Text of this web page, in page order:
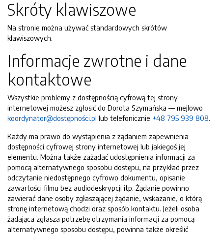
Skróty klawiszowe
Na stronie można używać standardowych skrótów
klawiszowych.
Informacje zwrotne i dane
kontaktowe
Wszystkie problemy z dostępnością cyfrową tej strony
internetowej możesz zgłosić do Dorota Szymańska — mejlowo
koordynator@dostępności.pl lub telefonicznie +48 795 939 808.
Każdy ma prawo do wystąpienia z żądaniem zapewnienia
dostępności cyfrowej strony internetowej lub jakiegoś jej
elementu. Można także zażądać udostępnienia informacji za
pomocą alternatywnego sposobu dostępu, na przykład przez
odczytanie niedostępnego cyfrowo dokumentu, opisanie
zawartości filmu bez audiodeskrypcji itp. Żądanie powinno
zawierać dane osoby zgłaszającej żądanie, wskazanie, o którą
stronę internetową chodzi oraz sposób kontaktu. Jeżeli osoba
żądająca zgłasza potrzebę otrzymania informacji za pomocą
alternatywnego sposobu dostępu, powinna także określić